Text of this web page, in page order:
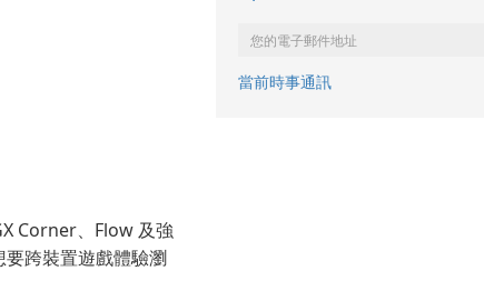
Corner、Flow 及強
跨裝置遊戲體驗瀏
當前時事通訊